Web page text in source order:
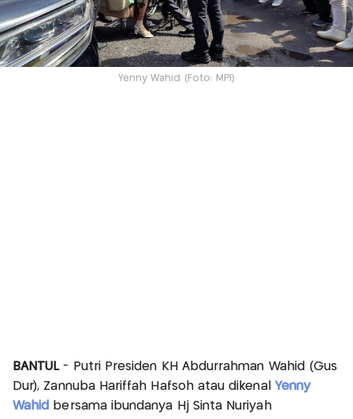
Yenny Wahid (Foto: MPI)
BANTUL- Putri Presiden KH Abdurrahman Wahid (Gus
Dur), Zannuba Hariffah Hafsoh atau dikenal Yenny
Wahid
bersama ibundanya Hj Sinta Nuriyah